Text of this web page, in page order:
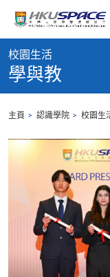
content
content
start
校園生活
學與教
主頁 認識學院 校園生